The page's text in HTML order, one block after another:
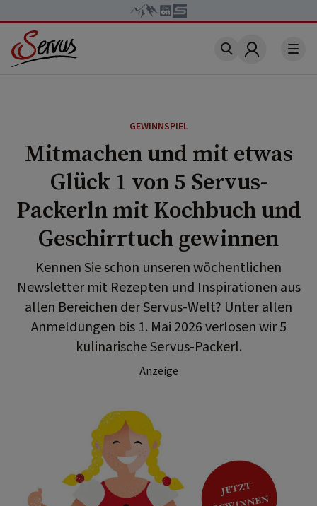
Account
GEWINNSPIEL
Mitmachen und mit etwas
Glück 1 von 5 Servus-
Packerln mit Kochbuch und
Geschirrtuch gewinnen
Kennen Sie schon unseren wöchentlichen
Newsletter mit Rezepten und Inspirationen aus
allen Bereichen der Servus-Welt? Unter allen
Anmeldungen bis 1. Mai 2026 verlosen wir 5
kulinarische Servus-Packerl.
Anzeige